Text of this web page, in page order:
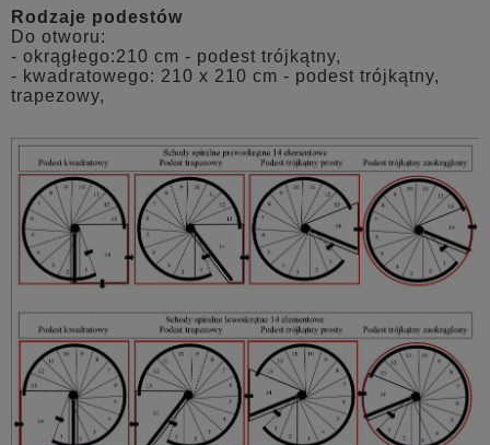
Rodzaje podestów
Do otworu:
- okrągłego:210 cm - podest trójkątny,
- kwadratowego: 210 x 210 cm - podest trójkątny,
trapezowy,